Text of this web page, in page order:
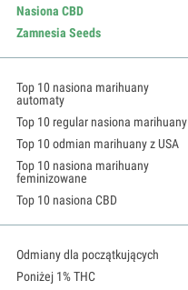
Nasiona CBD
Zamnesia Seeds
Top 10 nasiona marihuany
automaty
Top 10 regular nasiona marihuany
Top 10 odmian marihuany z USA
Top 10 nasiona marihuany
feminizowane
Top 10 nasiona CBD
Odmiany dla początkujących
Poniżej 1% THC